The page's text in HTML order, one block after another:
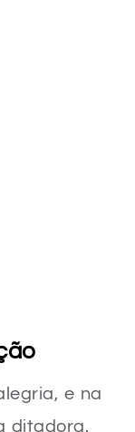
e na
ditadora.